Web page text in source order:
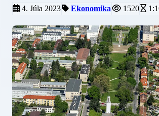
4. Júla 2023 Ekonomika 1520